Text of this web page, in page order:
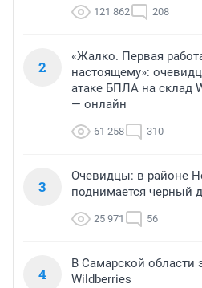
121 862 208
2
«Жалко. Первая
настоящему»:
атаке БПЛА на склад
— онлайн
61 258 310
3
Очевидцы: в районе
поднимается черный
25 971 56
4
В Самарской области
Wildberries